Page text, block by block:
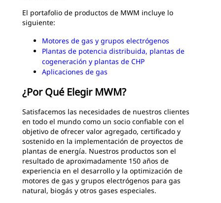
El portafolio de productos de MWM incluye lo
siguiente:
Motores de gas y grupos electrógenos
Plantas de potencia distribuida, plantas de
cogeneración y plantas de CHP
Aplicaciones de gas
¿Por Qué Elegir MWM?
Satisfacemos las necesidades de nuestros clientes
en todo el mundo como un socio confiable con el
objetivo de ofrecer valor agregado, certificado y
sostenido en la implementación de proyectos de
plantas de energía. Nuestros productos son el
resultado de aproximadamente 150 años de
experiencia en el desarrollo y la optimización de
motores de gas y grupos electrógenos para gas
natural, biogás y otros gases especiales.